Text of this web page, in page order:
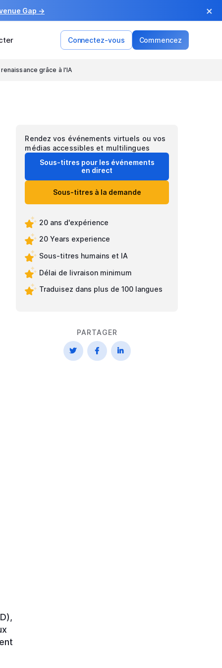
Gap → ×
Connectez-vous Commencez
grâce à l'IA
Rendez vos événements virtuels ou vos
médias accessibles et multilingues
Sous-titres pour les événements
en direct
Sous-titres à la demande
20 ans d'expérience
20 Years experience
Sous-titres humains et IA
Délai de livraison minimum
Traduisez dans plus de 100 langues
PARTAGER
  